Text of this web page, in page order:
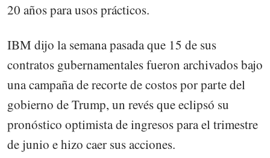
20 años para usos prácticos.
IBM dijo la semana pasada que 15 de sus
contratos gubernamentales fueron archivados bajo
una campaña de recorte de costos por parte del
gobierno de Trump, un revés que eclipsó su
pronóstico optimista de ingresos para el trimestre
de junio e hizo caer sus acciones.